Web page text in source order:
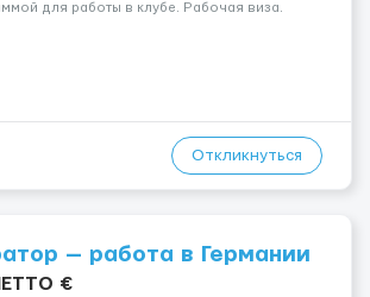
для работы в клубе. Рабочая виза.
Мед. страховка. Высокая зарплат...
Откликнуться
— работа в Германии
€